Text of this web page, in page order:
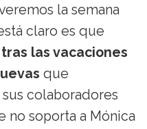
la semana
claro es que
las vacaciones
que
colaboradores
no soporta a Mónica